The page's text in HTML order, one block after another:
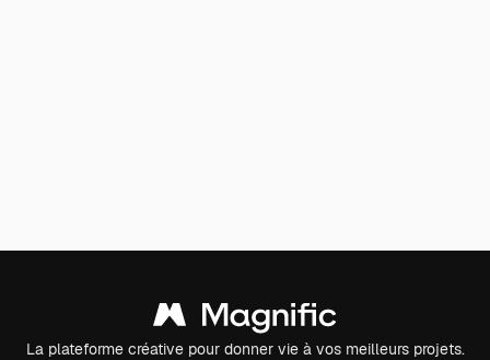
La plateforme créative pour donner vie à vos meilleurs projets.